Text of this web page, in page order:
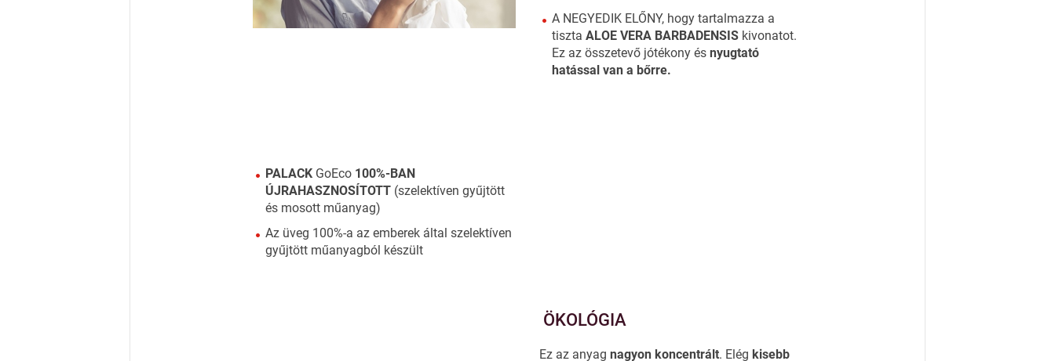
A NEGYEDIK ELŐNY, hogy tartalmazza a
tiszta ALOE VERA BARBADENSIS kivonatot.
Ez az összetevő jótékony és nyugtató
hatással van a bőrre.
PALACK GoEco 100%-BAN
ÚJRAHASZNOSÍTOTT (szelektíven gyűjtött
és mosott műanyag)
Az üveg 100%-a az emberek által szelektíven
gyűjtött műanyagból készült
ÖKOLÓGIA
Ez az anyag nagyon koncentrált. Elég kisebb